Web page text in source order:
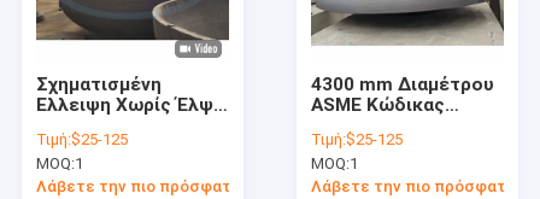
Σχηματισμένη
Ελλειψη Χωρίς Έλψη.
τύπου D
Τιμή:$25-125
MOQ:1
Λάβετε την πιο πρόσφατη τιμή
4300 mm Διαμέτρου
ASME Κώδικας
κεφαλές,
ελλειπτόμορφος
πάτος
Τιμή:$25-125
MOQ:1
Λάβετε την πιο πρόσφατη